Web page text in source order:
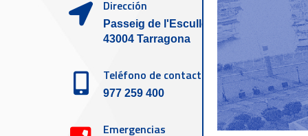
Dirección
Passeig de l'Escullera s/n,
43004 Tarragona
Teléfono de contacto
977 259 400
Emergencias